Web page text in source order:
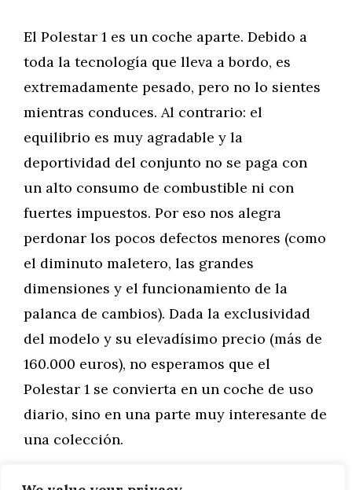
El Polestar 1 es un coche aparte. Debido a
toda la tecnología que lleva a bordo, es
extremadamente pesado, pero no lo sientes
mientras conduces. Al contrario: el
equilibrio es muy agradable y la
deportividad del conjunto no se paga con
un alto consumo de combustible ni con
fuertes impuestos. Por eso nos alegra
perdonar los pocos defectos menores (como
el diminuto maletero, las grandes
dimensiones y el funcionamiento de la
palanca de cambios). Dada la exclusividad
del modelo y su elevadísimo precio (más de
160.000 euros), no esperamos que el
Polestar 1 se convierta en un coche de uso
diario, sino en una parte muy interesante de
una colección.